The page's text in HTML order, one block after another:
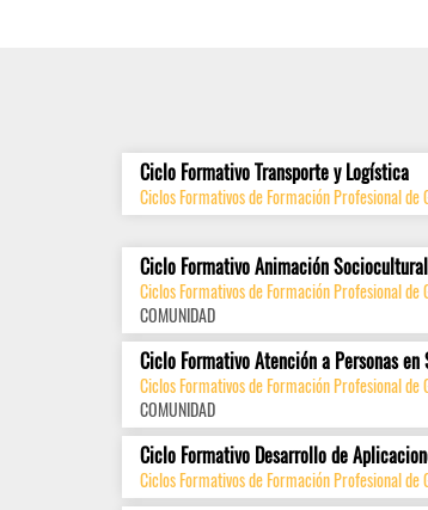
Ciclo Formativo Transporte y Logística
Ciclos Formativos de Formación Profesional de
Ciclo Formativo Animación
Ciclos Formativos de Formación Profesional de
COMUNIDAD
Ciclo Formativo Atención a Personas
Ciclos Formativos de Formación Profesional de
COMUNIDAD
Ciclo Formativo Desarrollo de
Ciclos Formativos de Formación Profesional de